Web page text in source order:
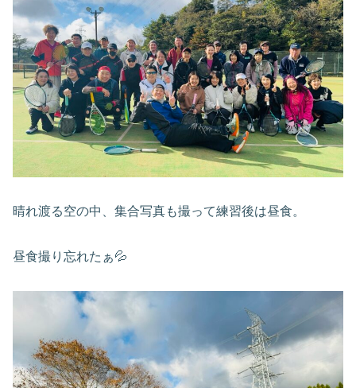
晴れ渡る空の中、集合写真も撮って練習後は昼食。
昼食撮り忘れたぁ💦